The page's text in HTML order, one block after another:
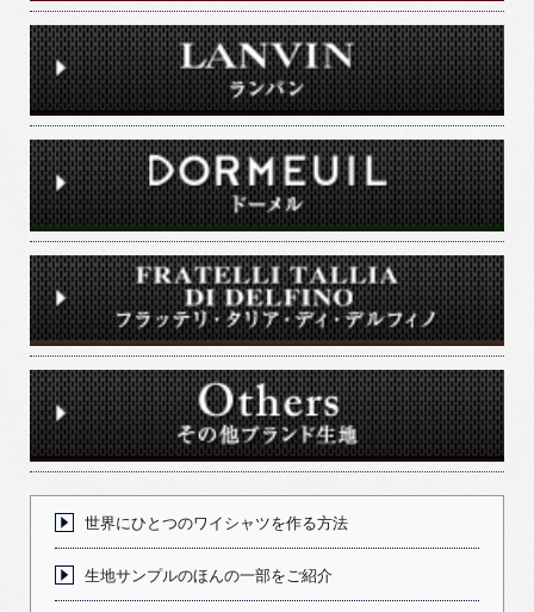
世界にひとつのワイシャツを作る方法
生地サンプルのほんの一部をご紹介